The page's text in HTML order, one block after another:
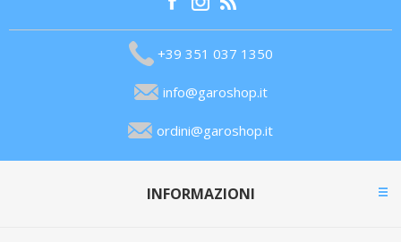
+39 351 037 1350
info@garoshop.it
ordini@garoshop.it
INFORMAZIONI